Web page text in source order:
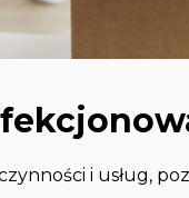
i usług,